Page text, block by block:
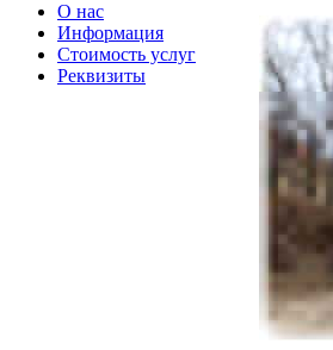
О нас
Информация
Стоимость услуг
Реквизиты